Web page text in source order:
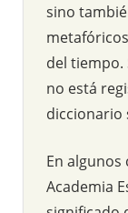
sino
del tiempo.
no está
diccionario
En algunos
Academia